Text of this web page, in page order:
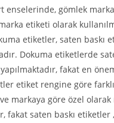
enselerinde, gömlek
etiketi olarak
etiketler, saten baskı
Dokuma etiketlerde
fakat en
etiket rengine göre
markaya göre özel
fakat saten baskı etiketler